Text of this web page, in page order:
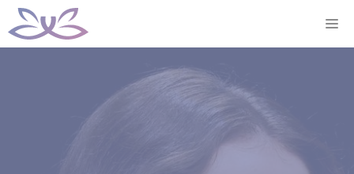
Aller
au